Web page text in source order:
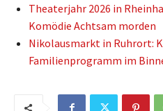
Theaterjahr 2026 in
Komödie Achtsam morden
Nikolausmarkt in Ruhrort:
Familienprogramm im